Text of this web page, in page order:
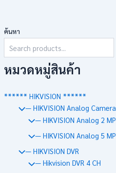
ค้นหา
หมวดหมู่สินค้า
****** HIKVISION ******
— HIKVISION Analog Camera
— HIKVISION Analog 2 MP
— HIKVISION Analog 5 MP
— HIKVISION DVR
— Hikvision DVR 4 CH